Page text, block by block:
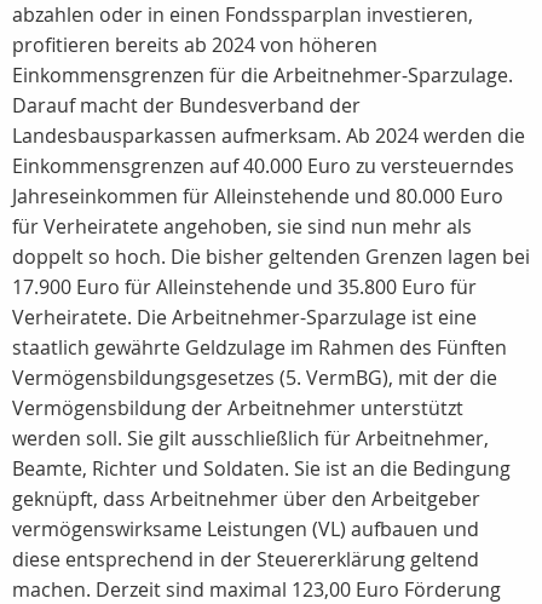
abzahlen oder in einen Fondssparplan investieren,
profitieren bereits ab 2024 von höheren
Einkommensgrenzen für die Arbeitnehmer-Sparzulage.
Darauf macht der Bundesverband der
Landesbausparkassen aufmerksam. Ab 2024 werden die
Einkommensgrenzen auf 40.000 Euro zu versteuerndes
Jahreseinkommen für Alleinstehende und 80.000 Euro
für Verheiratete angehoben, sie sind nun mehr als
doppelt so hoch. Die bisher geltenden Grenzen lagen bei
17.900 Euro für Alleinstehende und 35.800 Euro für
Verheiratete. Die Arbeitnehmer-Sparzulage ist eine
staatlich gewährte Geldzulage im Rahmen des Fünften
Vermögensbildungsgesetzes (5. VermBG), mit der die
Vermögensbildung der Arbeitnehmer unterstützt
werden soll. Sie gilt ausschließlich für Arbeitnehmer,
Beamte, Richter und Soldaten. Sie ist an die Bedingung
geknüpft, dass Arbeitnehmer über den Arbeitgeber
vermögenswirksame Leistungen (VL) aufbauen und
diese entsprechend in der Steuererklärung geltend
machen. Derzeit sind maximal 123,00 Euro Förderung